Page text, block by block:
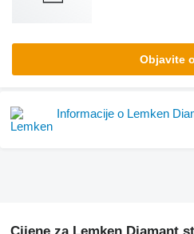
Objavite
Informacije o Lemken
Cijene za Lemken Diamant